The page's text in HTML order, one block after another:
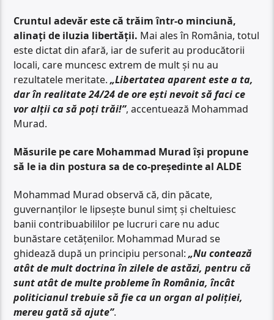
Cruntul adevăr este că trăim într-o minciună,
alinați de iluzia libertății. Mai ales în România, totul
este dictat din afară, iar de suferit au producătorii
locali, care muncesc extrem de mult și nu au
rezultatele meritate.„Libertatea aparent este a ta,
dar în realitate 24/24 de ore ești nevoit să faci ce
vor alții ca să poți trăi!”, accentuează Mohammad
Murad.
Măsurile pe care Mohammad Murad își propune
să le ia din postura sa de co-președinte al ALDE
Mohammad Murad observă că, din păcate,
guvernanților le lipsește bunul simț și cheltuiesc
banii contribuabililor pe lucruri care nu aduc
bunăstare cetățenilor. Mohammad Murad se
ghidează după un principiu personal:„Nu contează
atât de mult doctrina în zilele de astăzi, pentru că
sunt atât de multe probleme în România, încât
politicianul trebuie să fie ca un organ al poliției,
mereu gată să ajute”.